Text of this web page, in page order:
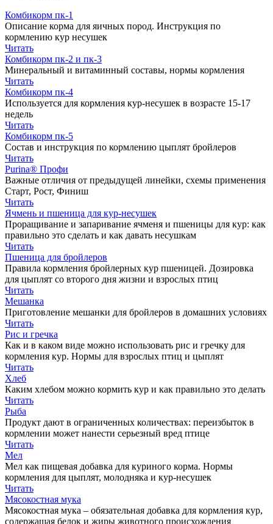
Комбикорм пк-1
Описание корма для яичных пород. Инструкция по
кормлению кур несушек
Читать
Комбикорм пк-2 и пк-3
Минеральный и витаминный составы, нормы кормления
Читать
Комбикорм пк-4
Используется для кормления кур-несушек в возрасте 15-17
недель
Читать
Комбикорм пк-5
Состав и инструкция по кормлению цыплят бройлеров
Читать
Purina® Профи
Важные отличия от предыдущей линейки, схемы применения
Старт, Рост, Финиш
Читать
Ячмень и пшеница для кур-несушек
Проращивание и запаривание ячменя и пшеницы для кур: как
правильно это сделать и как давать несушкам
Читать
Пшеница для бройлеров
Правила кормления бройлерных кур пшеницей. Дозировка
для цыплят со второго дня жизни и взрослых птиц
Читать
Мешанка
Приготовление мешанки для бройлеров в домашних условиях
Читать
Рис и гречка
Как и в каком виде можно использовать рис и гречку для
кормления кур. Нормы для взрослых птиц и цыплят
Читать
Хлеб
Каким хлебом можно кормить кур и как правильно это делать
Читать
Рыба
Продукт дают в ограниченных количествах: переизбыток в
кормлении может нанести серьезный вред птице
Читать
Мел
Мел как пищевая добавка для куриного корма. Нормы
кормления для цыплят, молодняка и кур-несушек
Читать
Мясокостная мука
Мясокостная мука – обязательная добавка для кормления кур,
содержащая белок и жиры животного происхождения